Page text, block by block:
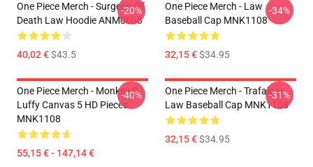
One Piece Merch - Surgeon Of
Death Law Hoodie ANM0608
40,02 €$43.5
-20%
One Piece Merch - Law
Baseball Cap MNK1108
32,15 €$34.95
-34%
One Piece Merch - Monkey D.
Luffy Canvas 5 HD Pieces
MNK1108
55,15 € - 147,14 €
-40%
One Piece Merch - Trafalgar
Law Baseball Cap MNK1108
32,15 €$34.95
-31%